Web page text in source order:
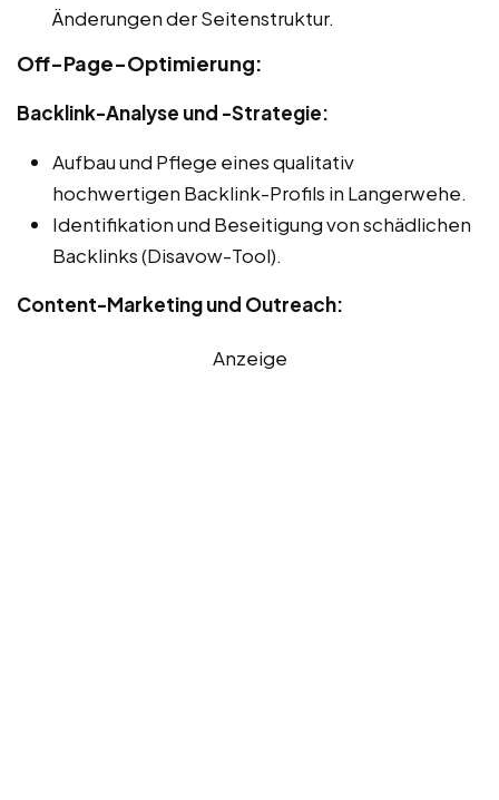
Änderungen der Seitenstruktur.
Off-Page-Optimierung:
Backlink-Analyse und -Strategie:
Aufbau und Pflege eines qualitativ
hochwertigen Backlink-Profils in Langerwehe.
Identifikation und Beseitigung von schädlichen
Backlinks (Disavow-Tool).
Content-Marketing und Outreach:
Anzeige